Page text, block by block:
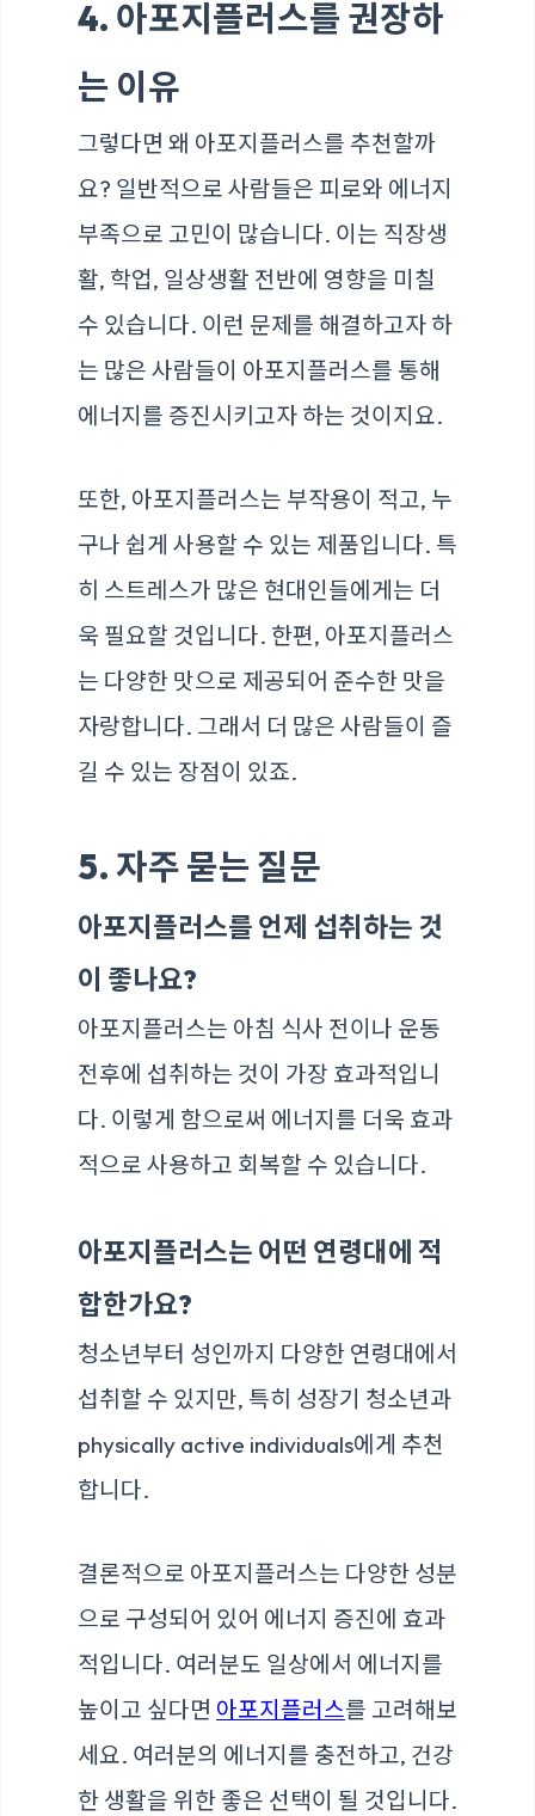
4. 아포지플러스를 권장하
는 이유
그렇다면 왜 아포지플러스를 추천할까
요? 일반적으로 사람들은 피로와 에너지
부족으로 고민이 많습니다. 이는 직장생
활, 학업, 일상생활 전반에 영향을 미칠
수 있습니다. 이런 문제를 해결하고자 하
는 많은 사람들이 아포지플러스를 통해
에너지를 증진시키고자 하는 것이지요.
또한, 아포지플러스는 부작용이 적고, 누
구나 쉽게 사용할 수 있는 제품입니다. 특
히 스트레스가 많은 현대인들에게는 더
욱 필요할 것입니다. 한편, 아포지플러스
는 다양한 맛으로 제공되어 준수한 맛을
자랑합니다. 그래서 더 많은 사람들이 즐
길 수 있는 장점이 있죠.
5. 자주 묻는 질문
아포지플러스를 언제 섭취하는 것
이 좋나요?
아포지플러스는 아침 식사 전이나 운동
전후에 섭취하는 것이 가장 효과적입니
다. 이렇게 함으로써 에너지를 더욱 효과
적으로 사용하고 회복할 수 있습니다.
아포지플러스는 어떤 연령대에 적
합한가요?
청소년부터 성인까지 다양한 연령대에서
섭취할 수 있지만, 특히 성장기 청소년과
physically active individuals에게 추천
합니다.
결론적으로 아포지플러스는 다양한 성분
으로 구성되어 있어 에너지 증진에 효과
적입니다. 여러분도 일상에서 에너지를
높이고 싶다면 아포지플러스를 고려해보
세요. 여러분의 에너지를 충전하고, 건강
한 생활을 위한 좋은 선택이 될 것입니다.